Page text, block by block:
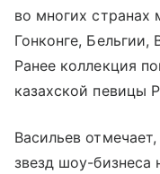
во многих
Гонконге,
Ранее коллекция
казахской певицы
Васильев
звезд шоу-бизнеса